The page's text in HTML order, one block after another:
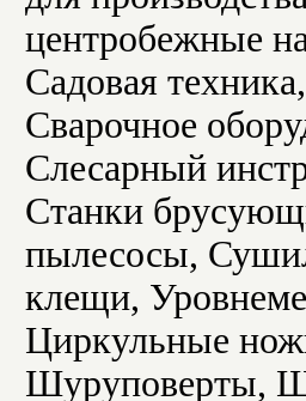
центробежные
Садовая
Сварочное
Слесарный
Станки
пылесосы,
клещи,
Циркульные
Шуруповерты,